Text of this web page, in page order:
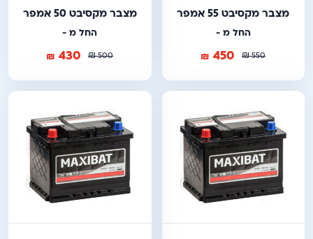
מצבר מקסיבט 55 אמפר
החל מ -
550
₪
450
₪
מצבר מקסיבט 50 אמפר
החל מ -
500
₪
430
₪